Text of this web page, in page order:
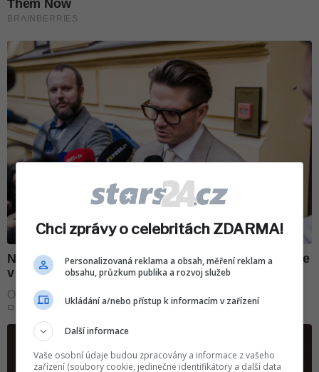
Chci zprávy o celebritách ZDARMA!
Personalizovaná reklama a obsah, měření reklam a
obsahu, průzkum publika a rozvoj služeb
Ukládání a/nebo přístup k informacím v zařízení
Další informace
Vaše osobní údaje budou zpracovány a informace z vašeho
zařízení (soubory cookie, jedinečné identifikátory a další data